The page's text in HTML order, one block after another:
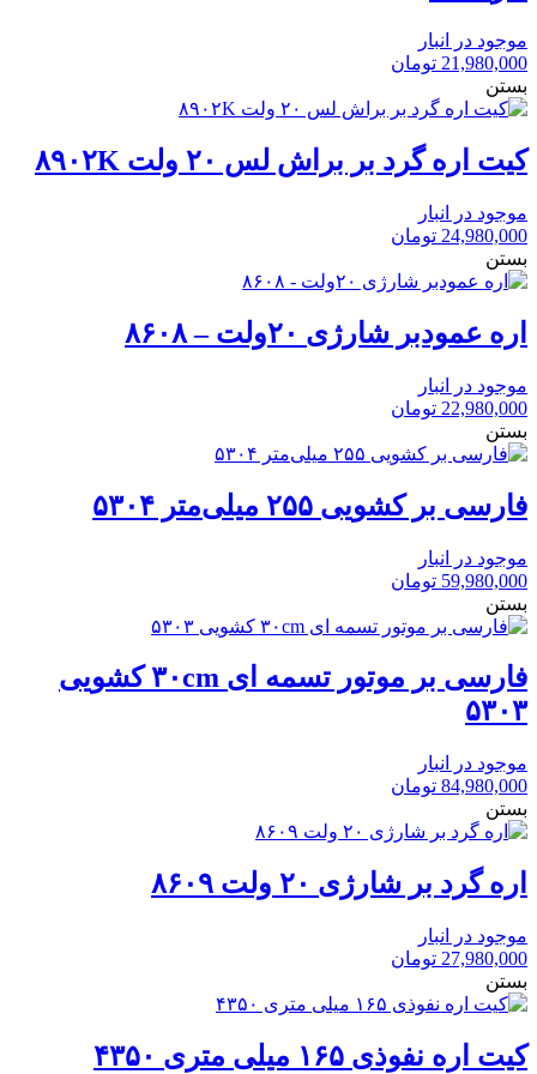
موجود در انبار
21,980,000 تومان
بستن
کیت اره گرد بر براش لس ۲۰ ولت ۸۹۰۲K
موجود در انبار
24,980,000 تومان
بستن
اره عمودبر شارژی ۲۰ولت – ۸۶۰۸
موجود در انبار
22,980,000 تومان
بستن
فارسی بر کشویی ۲۵۵ میلی‌متر ۵۳۰۴
موجود در انبار
59,980,000 تومان
بستن
فارسی بر موتور تسمه ای ۳۰cm کشویی
۵۳۰۳
موجود در انبار
84,980,000 تومان
بستن
اره گرد بر شارژی ۲۰ ولت ۸۶۰۹
موجود در انبار
27,980,000 تومان
بستن
کیت اره نفوذی ۱۶۵ میلی متری ۴۳۵۰